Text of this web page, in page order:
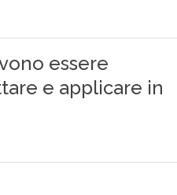
essere
e applicare in